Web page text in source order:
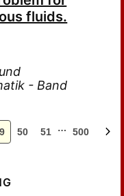
fluids.
- Band
50 51 … 500